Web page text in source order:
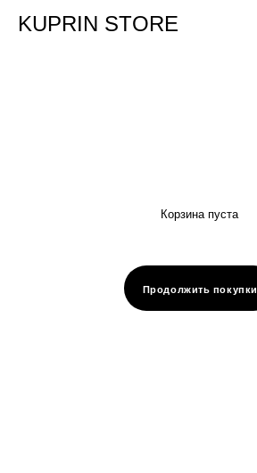
KUPRIN STORE
Корзина пуста
Продолжить покупки